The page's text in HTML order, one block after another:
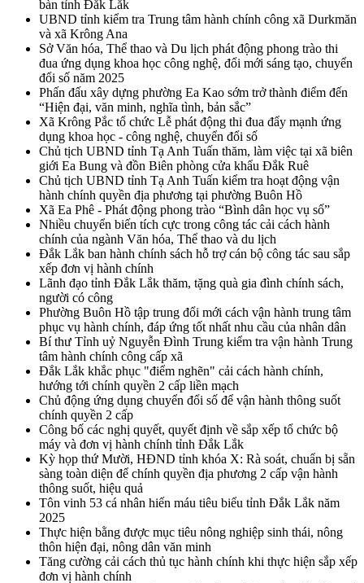
bàn tỉnh Đắk Lắk
UBND tỉnh kiểm tra Trung tâm hành chính công xã Durkmăn
và xã Krông Ana
Sở Văn hóa, Thể thao và Du lịch phát động phong trào thi
đua ứng dụng khoa học công nghệ, đổi mới sáng tạo, chuyển
đổi số năm 2025
Phấn đấu xây dựng phường Ea Kao sớm trở thành điểm đến
“Hiện đại, văn minh, nghĩa tình, bản sắc”
Xã Krông Pắc tổ chức Lễ phát động thi đua đẩy mạnh ứng
dụng khoa học - công nghệ, chuyển đổi số
Chủ tịch UBND tỉnh Tạ Anh Tuấn thăm, làm việc tại xã biên
giới Ea Bung và đồn Biên phòng cửa khẩu Đắk Ruê
Chủ tịch UBND tỉnh Tạ Anh Tuấn kiểm tra hoạt động vận
hành chính quyền địa phương tại phường Buôn Hồ
Xã Ea Phê - Phát động phong trào “Bình dân học vụ số”
Nhiều chuyển biến tích cực trong công tác cải cách hành
chính của ngành Văn hóa, Thể thao và du lịch
Đắk Lắk ban hành chính sách hỗ trợ cán bộ công tác sau sắp
xếp đơn vị hành chính
Lãnh đạo tỉnh Đắk Lắk thăm, tặng quà gia đình chính sách,
người có công
Phường Buôn Hồ tập trung đổi mới cách vận hành trung tâm
phục vụ hành chính, đáp ứng tốt nhất nhu cầu của nhân dân
Bí thư Tỉnh uỷ Nguyễn Đình Trung kiểm tra vận hành Trung
tâm hành chính công cấp xã
Đắk Lắk khắc phục "điểm nghẽn" cải cách hành chính,
hướng tới chính quyền 2 cấp liền mạch
Chủ động ứng dụng chuyển đổi số để vận hành thông suốt
chính quyền 2 cấp
Công bố các nghị quyết, quyết định về sắp xếp tổ chức bộ
máy và đơn vị hành chính tỉnh Đắk Lắk
Kỳ họp thứ Mười, HĐND tỉnh khóa X: Rà soát, chuẩn bị sẵn
sàng toàn diện để chính quyền địa phương 2 cấp vận hành
thông suốt, hiệu quả
Tôn vinh 53 cá nhân hiến máu tiêu biểu tỉnh Đắk Lắk năm
2025
Thực hiện bằng được mục tiêu nông nghiệp sinh thái, nông
thôn hiện đại, nông dân văn minh
Tăng cường cải cách thủ tục hành chính khi thực hiện sắp xếp
đơn vị hành chính